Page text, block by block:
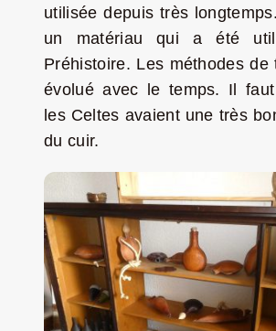
utilisée depuis très
un matériau qui a été
Préhistoire. Les méthodes de
évolué avec le temps. Il
les Celtes avaient une très
du cuir.